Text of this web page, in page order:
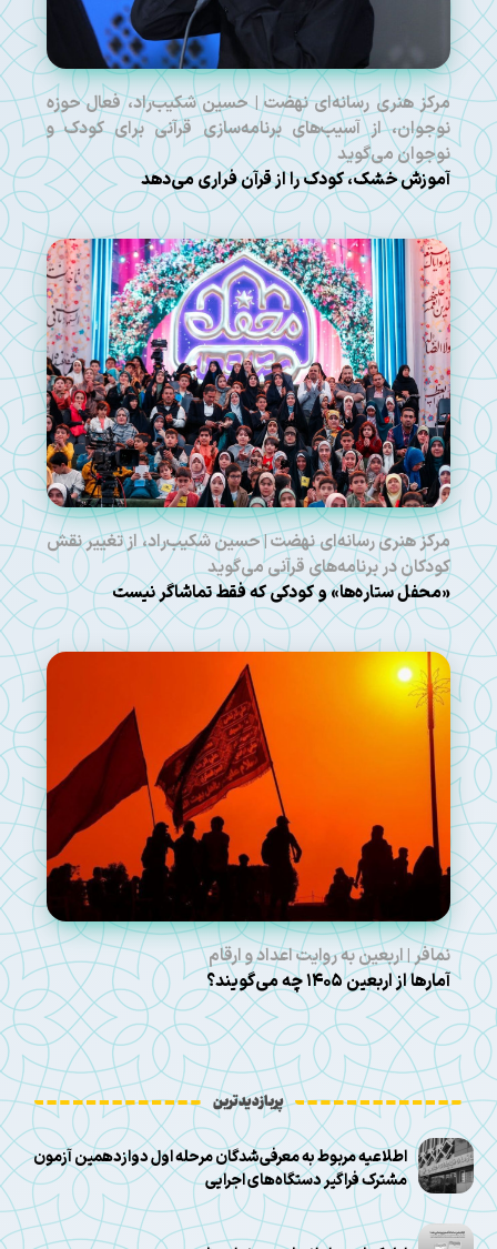
مرکز هنری رسانه‌ای نهضت | حسین شکیب‌راد، فعال حوزه
نوجوان، از آسیب‌های برنامه‌سازی قرآنی برای کودک و
نوجوان می‌گوید
آموزش خشک، کودک را از قرآن فراری می‌دهد
مرکز هنری رسانه‌ای نهضت | حسین شکیب‌راد، از تغییر نقش
کودکان در برنامه‌های قرآنی می‌گوید
«محفل ستاره‌ها» و کودکی که فقط تماشاگر نیست
نمافر | اربعین به روایت اعداد و ارقام
آمارها از اربعین ۱۴۰۵ چه می‌گویند؟
پربازدیدترین
اطلاعیه مربوط به معرفی‌شدگان مرحله اول دوازدهمین آزمون
مشترک فراگیر دستگاه‌های اجرایی